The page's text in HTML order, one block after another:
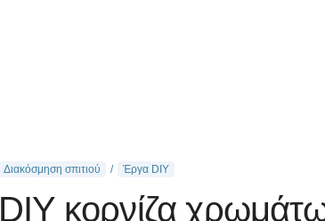
Διακόσμηση σπιτιού Έργα DIY
DIY κορνίζα